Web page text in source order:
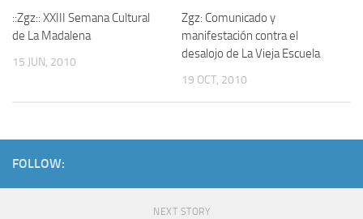
::Zgz:: XXIII Semana Cultural
de La Madalena
15 JUN, 2010
Zgz: Comunicado y
manifestación contra el
desalojo de La Vieja Escuela
19 OCT, 2010
FOLLOW:
NEXT STORY